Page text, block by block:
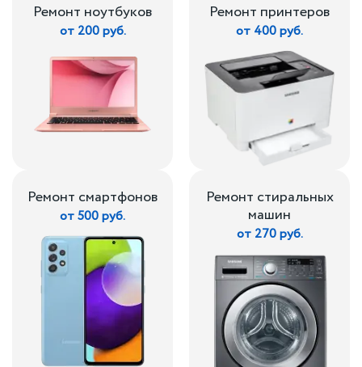
Ремонт ноутбуков
от 200 руб.
Ремонт принтеров
от 400 руб.
Ремонт смартфонов
от 500 руб.
Ремонт стиральных
машин
от 270 руб.